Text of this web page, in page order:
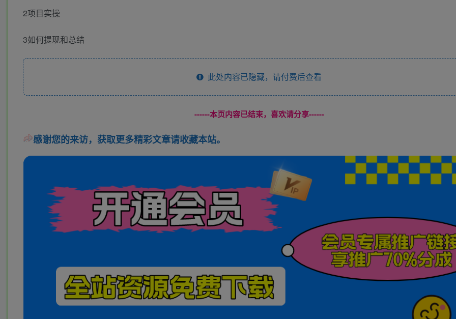
2项目实操
3如何提现和总结
此处内容已隐藏，请付费后查看
------本页内容已结束，喜欢请分享------
感谢您的来访，获取更多精彩文章请收藏本站。